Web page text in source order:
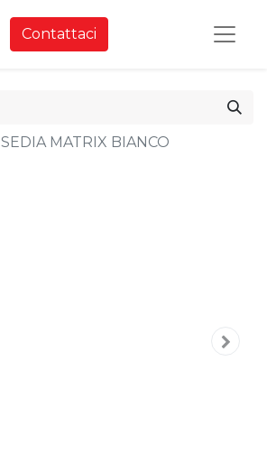
Contattaci
SEDIA MATRIX BIANCO